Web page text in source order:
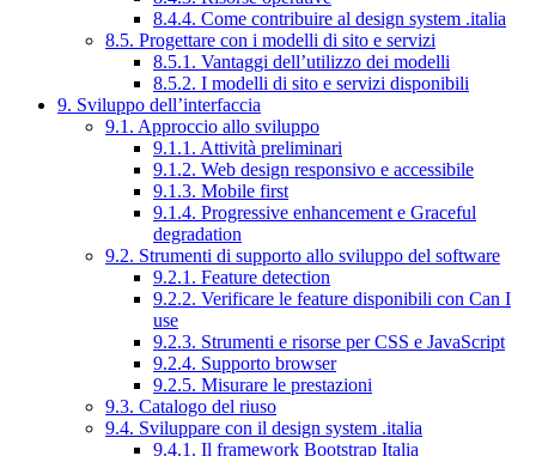
8.4.4. Come contribuire al design system .italia
8.5. Progettare con i modelli di sito e servizi
8.5.1. Vantaggi dell’utilizzo dei modelli
8.5.2. I modelli di sito e servizi disponibili
9. Sviluppo dell’interfaccia
9.1. Approccio allo sviluppo
9.1.1. Attività preliminari
9.1.2. Web design responsivo e accessibile
9.1.3. Mobile first
9.1.4. Progressive enhancement e Graceful
degradation
9.2. Strumenti di supporto allo sviluppo del software
9.2.1. Feature detection
9.2.2. Verificare le feature disponibili con Can I
use
9.2.3. Strumenti e risorse per CSS e JavaScript
9.2.4. Supporto browser
9.2.5. Misurare le prestazioni
9.3. Catalogo del riuso
9.4. Sviluppare con il design system .italia
9.4.1. Il framework Bootstrap Italia